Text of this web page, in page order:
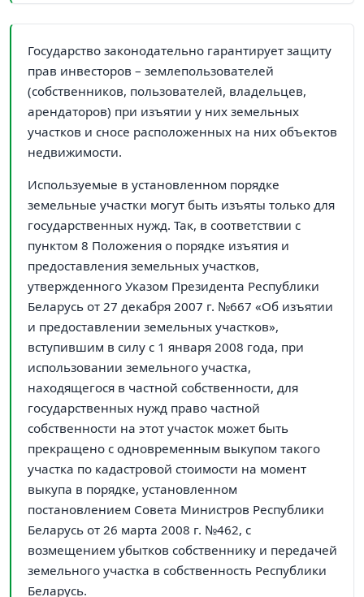
Государство законодательно гарантирует защиту
прав инвесторов – землепользователей
(собственников, пользователей, владельцев,
арендаторов) при изъятии у них земельных
участков и сносе расположенных на них объектов
недвижимости.
Используемые в установленном порядке
земельные участки могут быть изъяты только для
государственных нужд. Так, в соответствии с
пунктом 8 Положения о порядке изъятия и
предоставления земельных участков,
утвержденного Указом Президента Республики
Беларусь от 27 декабря 2007 г. №667 «Об изъятии
и предоставлении земельных участков»,
вступившим в силу с 1 января 2008 года, при
использовании земельного участка,
находящегося в частной собственности, для
государственных нужд право частной
собственности на этот участок может быть
прекращено с одновременным выкупом такого
участка по кадастровой стоимости на момент
выкупа в порядке, установленном
постановлением Совета Министров Республики
Беларусь от 26 марта 2008 г. №462, с
возмещением убытков собственнику и передачей
земельного участка в собственность Республики
Беларусь.